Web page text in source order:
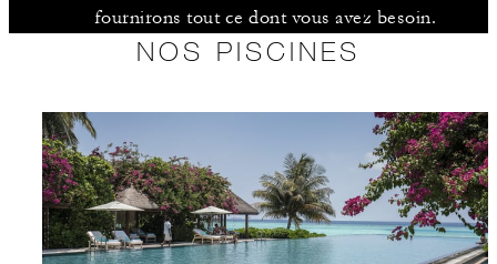
fournirons tout ce dont vous avez besoin.
NOS PISCINES